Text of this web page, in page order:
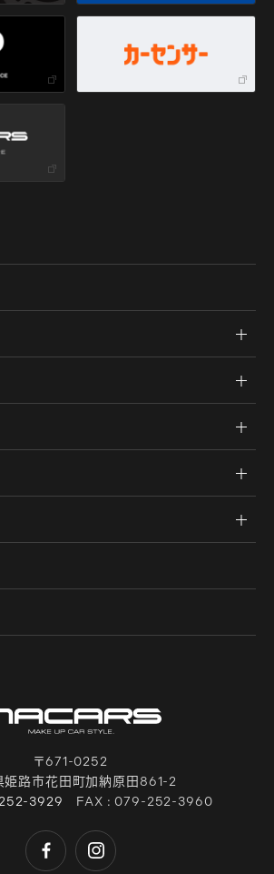
〒671-0252
姫路市花田町加納原田861-2
3929 FAX : 079-252-3960